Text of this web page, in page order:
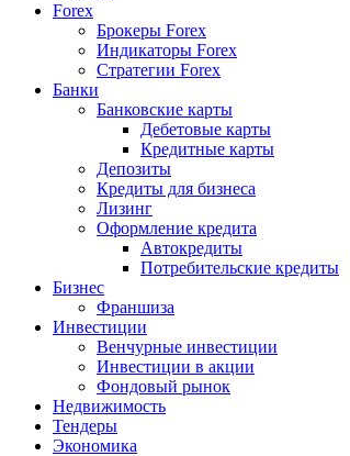
Forex
Брокеры Forex
Индикаторы Forex
Стратегии Forex
Банки
Банковские карты
Дебетовые карты
Кредитные карты
Депозиты
Кредиты для бизнеса
Лизинг
Оформление кредита
Автокредиты
Потребительские кредиты
Бизнес
Франшиза
Инвестиции
Венчурные инвестиции
Инвестиции в акции
Фондовый рынок
Недвижимость
Тендеры
Экономика